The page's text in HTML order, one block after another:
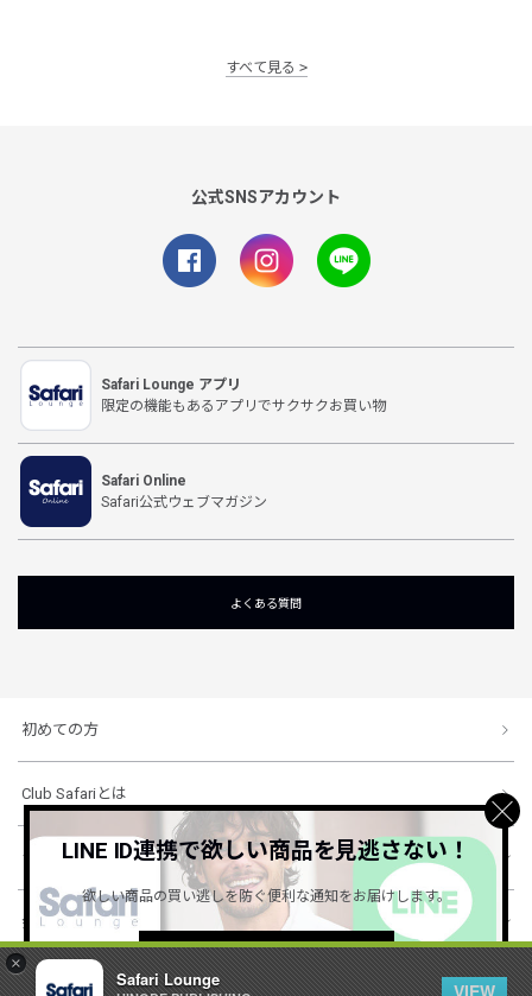
×
Safari Lounge
VIEW
すべて見る
公式SNSアカウント
Safari Lounge アプリ
限定の機能もあるアプリでサクサクお買い物
Safari Online
Safari公式ウェブマガジン
よくある質問
初めての方
Club Safariとは
ショッピングガイド
会社概要・規約
LINE ID連携で欲しい商品を見逃さない！
欲しい商品の買い逃しを防ぐ便利な通知をお届けします。
詳しくはこちら ＞